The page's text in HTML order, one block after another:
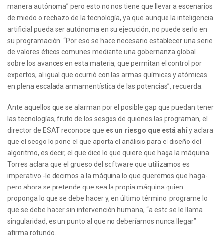
manera autónoma” pero esto no nos tiene que llevar a escenarios
de miedo o rechazo de la tecnología, ya que aunque la inteligencia
artificial pueda ser autónoma en su ejecución, no puede serlo en
su programación. “Por eso se hace necesario establecer una serie
de valores éticos comunes mediante una gobernanza global
sobre los avances en esta materia, que permitan el control por
expertos, al igual que ocurrió con las armas químicas y atómicas
en plena escalada armamentística de las potencias”, recuerda.
Ante aquellos que se alarman por el posible gap que puedan tener
las tecnologías, fruto de los sesgos de quienes las programan, el
director de ESAT reconoce que es un riesgo que está ahíy aclara
que el sesgo lo pone el que aporta el análisis para el diseño del
algoritmo, es decir, el que dice lo que quiere que haga la máquina.
Torres aclara que el grueso del software que utilizamos es
imperativo -le decimos a la máquina lo que queremos que haga-
pero ahora se pretende que sea la propia máquina quien
proponga lo que se debe hacer y, en último término, programe lo
que se debe hacer sin intervención humana, “a esto se le llama
singularidad, es un punto al que no deberíamos nunca llegar”
afirma rotundo.